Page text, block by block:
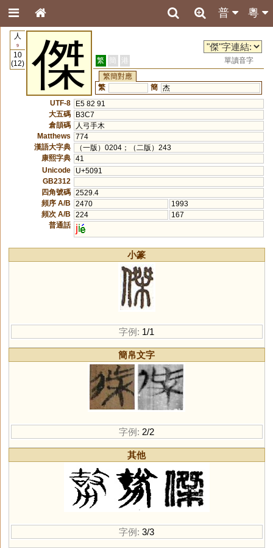
粵
普
人
9
10
(12)
傑 繁 簡 港
單讀音字
繁簡對應
繁
簡 杰
UTF-8
E5 82 91
大五碼
B3C7
倉頡碼
人弓手木
Matthews
774
漢語大字典
（一版）0204；（二版）243
康熙字典 41
Unicode
U+5091
GB2312
四角號碼 2529.4
頻序 A/B
2470
1993
頻次 A/B
224
167
普通話
ji
小篆
字例: 1/1
簡帛文字
字例: 2/2
其他
字例: 3/3